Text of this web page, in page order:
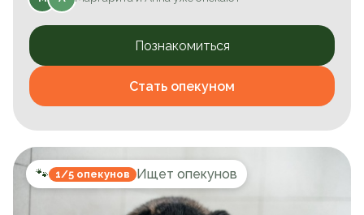
Познакомиться
Стать опекуном
🐾 1/5 опекунов Ищет опекунов